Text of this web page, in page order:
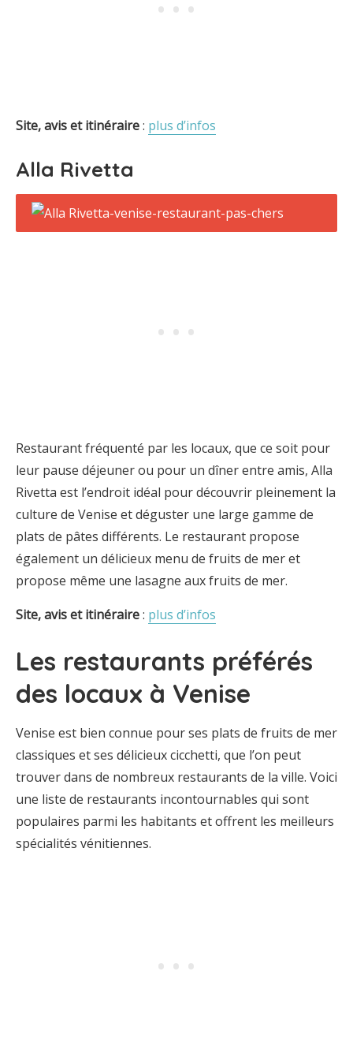
Site, avis et itinéraire: plus d’infos
Alla Rivetta
Restaurant fréquenté par les locaux, que ce soit pour
leur pause déjeuner ou pour un dîner entre amis, Alla
Rivetta est l’endroit idéal pour découvrir pleinement la
culture de Venise et déguster une large gamme de
plats de pâtes différents. Le restaurant propose
également un délicieux menu de fruits de mer et
propose même une lasagne aux fruits de mer.
Site, avis et itinéraire: plus d’infos
Les restaurants préférés
des locaux à Venise
Venise est bien connue pour ses plats de fruits de mer
classiques et ses délicieux cicchetti, que l’on peut
trouver dans de nombreux restaurants de la ville. Voici
une liste de restaurants incontournables qui sont
populaires parmi les habitants et offrent les meilleurs
spécialités vénitiennes.